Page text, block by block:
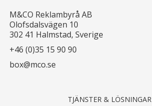
M&CO Reklambyrå AB
Olofsdalsvägen 10
302 41 Halmstad, Sverige
+46 (0)35 15 90 90
box@mco.se
TJÄNSTER & LÖSNINGAR